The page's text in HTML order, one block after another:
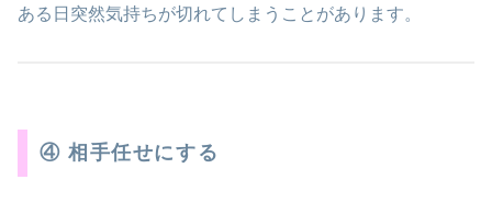
ある日突然気持ちが切れてしまうことがあります。
④ 相手任せにする